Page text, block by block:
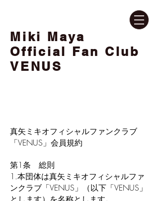
Miki Maya
Official Fan Club
VENUS
真矢ミキオフィシャルファンクラブ
「VENUS」会員規約
第1条 総則
1.本団体は真矢ミキオフィシャルファ
ンクラブ「VENUS」（以下「VENUS」